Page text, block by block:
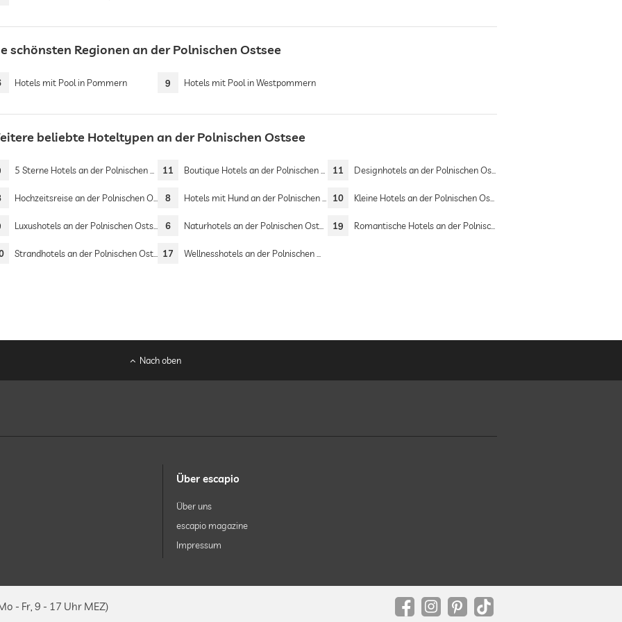
schönsten Regionen an der Polnischen Ostsee
Hotels mit Pool in Pommern 9 Hotels mit Pool in Westpommern
beliebte Hoteltypen an der Polnischen Ostsee
5 Sterne Hotels an der Polnischen Ostsee 11 Boutique Hotels an der Polnischen Ostsee 11 Designhotels an der Polnischen Ostsee
Hochzeitsreise an der Polnischen Ostsee 8 Hotels mit Hund an der Polnischen Ostsee 10 Kleine Hotels an der Polnischen Ostsee
Luxushotels an der Polnischen Ostsee 6 Naturhotels an der Polnischen Ostsee 19 Romantische Hotels an der Polnischen Ostsee
Strandhotels an der Polnischen Ostsee 17 Wellnesshotels an der Polnischen Ostsee
Nach oben
Über escapio
Über uns
escapio magazine
Impressum
- Fr, 9 - 17 Uhr MEZ)